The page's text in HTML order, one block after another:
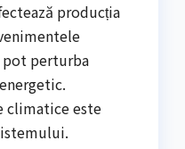
producția
perturba
climatice este